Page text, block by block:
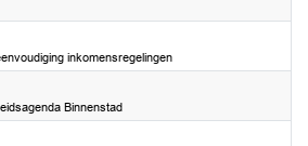
inkomensregelingen
Binnenstad